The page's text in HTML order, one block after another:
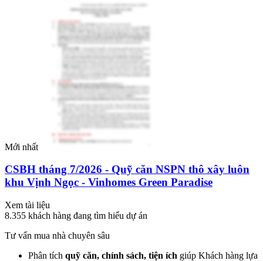
Mới nhất
CSBH tháng 7/2026 - Quỹ căn NSPN thô xây luôn
khu Vịnh Ngọc - Vinhomes Green Paradise
Xem tài liệu
8.355 khách hàng đang tìm hiểu dự án
Tư vấn mua nhà chuyên sâu
Phân tích quỹ căn, chính sách, tiện ích giúp Khách hàng lựa